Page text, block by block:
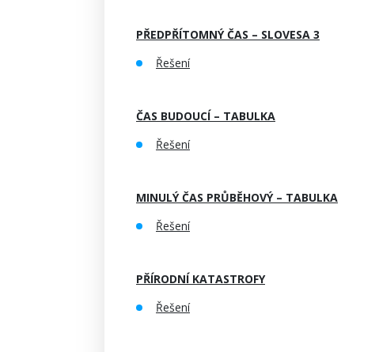
PŘEDPŘÍTOMNÝ ČAS – SLOVESA 3
Řešení
ČAS BUDOUCÍ – TABULKA
Řešení
MINULÝ ČAS PRŮBĚHOVÝ – TABULKA
Řešení
PŘÍRODNÍ KATASTROFY
Řešení